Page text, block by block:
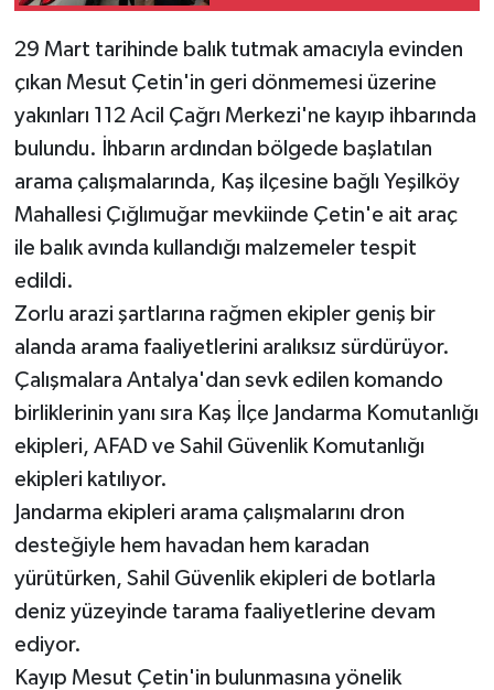
29 Mart tarihinde balık tutmak amacıyla evinden
çıkan Mesut Çetin'in geri dönmemesi üzerine
yakınları 112 Acil Çağrı Merkezi'ne kayıp ihbarında
bulundu. İhbarın ardından bölgede başlatılan
arama çalışmalarında, Kaş ilçesine bağlı Yeşilköy
Mahallesi Çığlımuğar mevkiinde Çetin'e ait araç
ile balık avında kullandığı malzemeler tespit
edildi.
Zorlu arazi şartlarına rağmen ekipler geniş bir
alanda arama faaliyetlerini aralıksız sürdürüyor.
Çalışmalara Antalya'dan sevk edilen komando
birliklerinin yanı sıra Kaş İlçe Jandarma Komutanlığı
ekipleri, AFAD ve Sahil Güvenlik Komutanlığı
ekipleri katılıyor.
Jandarma ekipleri arama çalışmalarını dron
desteğiyle hem havadan hem karadan
yürütürken, Sahil Güvenlik ekipleri de botlarla
deniz yüzeyinde tarama faaliyetlerine devam
ediyor.
Kayıp Mesut Çetin'in bulunmasına yönelik
Televizyon
Turizm
Yaşam